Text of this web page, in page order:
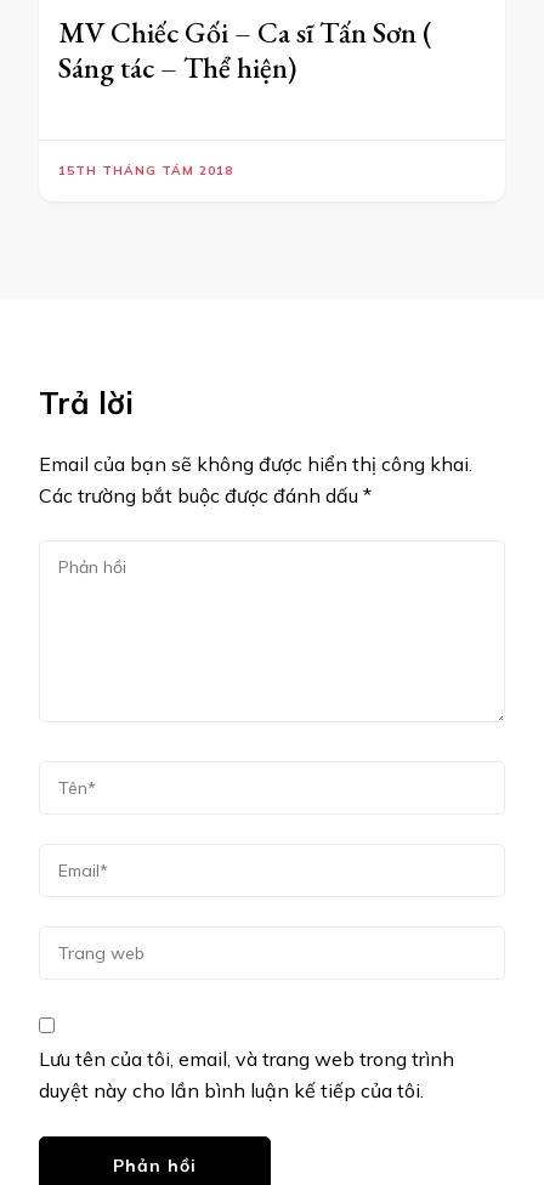
MV Chiếc Gối – Ca sĩ Tấn Sơn (
Sáng tác – Thể hiện)
15TH THÁNG TÁM 2018
Trả lời
Email của bạn sẽ không được hiển thị công khai.
Các trường bắt buộc được đánh dấu *
Lưu tên của tôi, email, và trang web trong trình
duyệt này cho lần bình luận kế tiếp của tôi.